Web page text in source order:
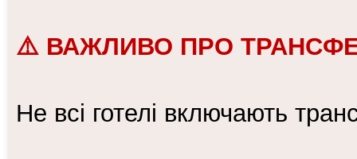
⚠️ ВАЖЛИВО ПРО
Не всі готелі включають